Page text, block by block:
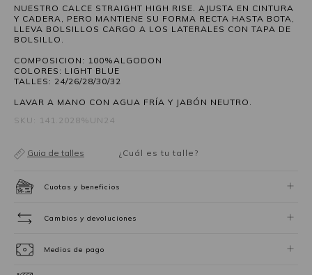
NUESTRO CALCE STRAIGHT HIGH RISE. AJUSTA EN CINTURA
Y CADERA, PERO MANTIENE SU FORMA RECTA HASTA BOTA,
LLEVA BOLSILLOS CARGO A LOS LATERALES CON TAPA DE
BOLSILLO.
COMPOSICION: 100%ALGODON
COLORES: LIGHT BLUE
TALLES: 24/26/28/30/32
LAVAR A MANO CON AGUA FRÍA Y JABÓN NEUTRO.
SKU: 141.2028%UN24
Guia de talles ¿Cuál es tu talle?
Cuotas y beneficios
Cambios y devoluciones
Medios de pago